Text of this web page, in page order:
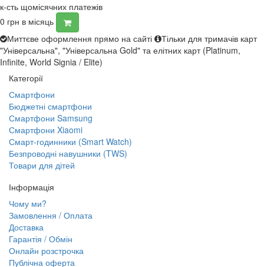
к-сть щомісячних платежів
0 грн в місяць
Миттєве оформлення прямо на сайті
Тільки для тримачів карт
"Універсальна", "Універсальна Gold" та елітних карт (Platinum,
Infinite, World Signia / Elite)
Категорії
Смартфони
Бюджетні смартфони
Смартфони Samsung
Смартфони Xiaomi
Смарт-годинники (Smart Watch)
Безпроводні навушники (TWS)
Товари для дітей
Інформація
Чому ми?
Замовлення / Оплата
Доставка
Гарантія / Обмін
Онлайн розстрочка
Публічна оферта